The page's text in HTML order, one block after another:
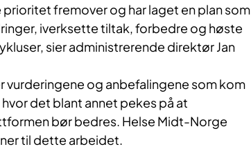
fremover og har laget en plan som
iverksette tiltak, forbedre og høste
sier administrerende direktør Jan
vurderingene og anbefalingene som kom
det blant annet pekes på at
bør bedres. Helse Midt-Norge
til dette arbeidet.